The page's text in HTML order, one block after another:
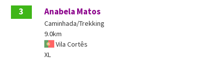
3 Anabela Matos
Caminhada/Trekking
9.0km
Vila Cortês
XL